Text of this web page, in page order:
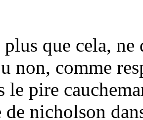
que cela,
non, comme
le pire
nicholson